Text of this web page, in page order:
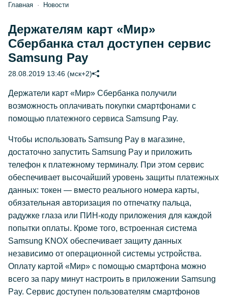
Главная Новости
Держателям карт «Мир»
Сбербанка стал доступен сервис
Samsung Pay
28.08.2019 13:46 (мск+2)
Держатели карт «Мир» Сбербанка получили
возможность оплачивать покупки смартфонами с
помощью платежного сервиса Samsung Pay.
Чтобы использовать Samsung Pay в магазине,
достаточно запустить Samsung Pay и приложить
телефон к платежному терминалу. При этом сервис
обеспечивает высочайший уровень защиты платежных
данных: токен — вместо реального номера карты,
обязательная авторизация по отпечатку пальца,
радужке глаза или ПИН-коду приложения для каждой
попытки оплаты. Кроме того, встроенная система
Samsung KNOX обеспечивает защиту данных
независимо от операционной системы устройства.
Оплату картой «Мир» с помощью смартфона можно
всего за пару минут настроить в приложении Samsung
Pay. Сервис доступен пользователям смартфонов